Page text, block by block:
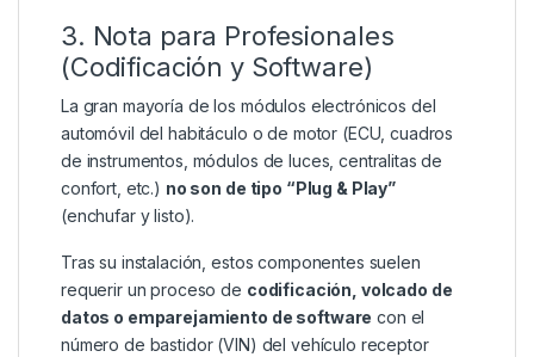
3. Nota para Profesionales
(Codificación y Software)
La gran mayoría de los módulos electrónicos del
automóvil del habitáculo o de motor (ECU, cuadros
de instrumentos, módulos de luces, centralitas de
confort, etc.) no son de tipo “Plug & Play”
(enchufar y listo).
Tras su instalación, estos componentes suelen
requerir un proceso de codificación, volcado de
datos o emparejamiento de software con el
número de bastidor (VIN) del vehículo receptor